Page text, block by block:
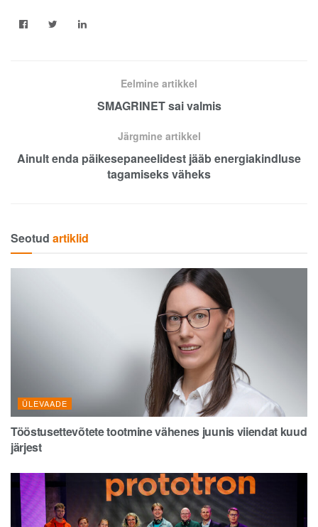
Eelmine artikkel
SMAGRINET sai valmis
Järgmine artikkel
Ainult enda päikesepaneelidest jääb energiakindluse
tagamiseks väheks
Seotud artiklid
ÜLEVAADE
Tööstusettevõtete tootmine vähenes juunis viiendat kuud
järjest